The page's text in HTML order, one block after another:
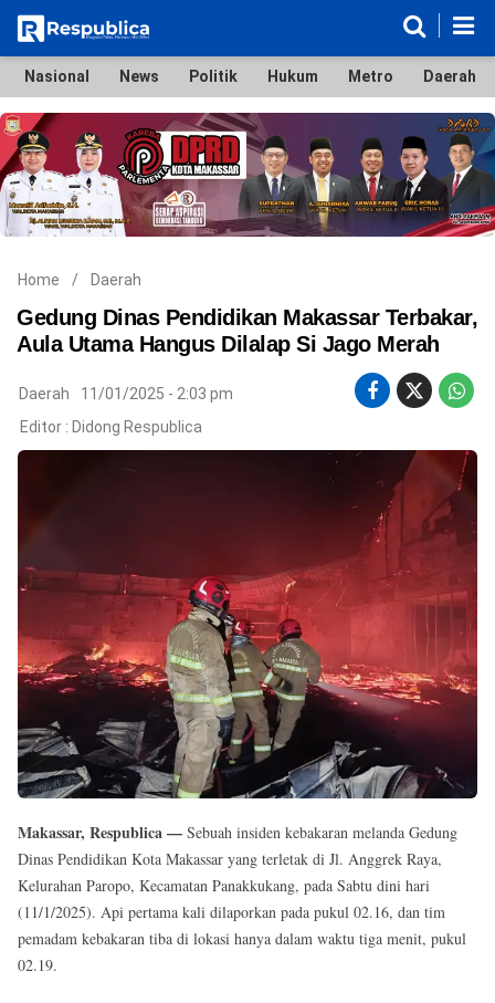
Nasional
News
Politik
Hukum
Metro
Daerah
Ekonomi & Bisnis
Lifestyle
Otomotif
Bola & Sport
Edukasi
Tokoh
Hiburan
©
Copyright
2026
Respublica
.
Nasional News Politik Hukum Metro Daerah
Home / Daerah
Gedung Dinas Pendidikan Makassar Terbakar,
Aula Utama Hangus Dilalap Si Jago Merah
Daerah
11/01/2025 - 2:03 pm
Editor : Didong Respublica
Makassar, Respublica — Sebuah insiden kebakaran melanda Gedung
Dinas Pendidikan Kota Makassar yang terletak di Jl. Anggrek Raya,
Kelurahan Paropo, Kecamatan Panakkukang, pada Sabtu dini hari
(11/1/2025). Api pertama kali dilaporkan pada pukul 02.16, dan tim
pemadam kebakaran tiba di lokasi hanya dalam waktu tiga menit, pukul
02.19.